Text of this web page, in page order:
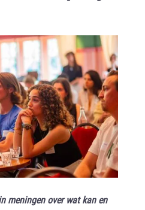
meningen over wat kan en